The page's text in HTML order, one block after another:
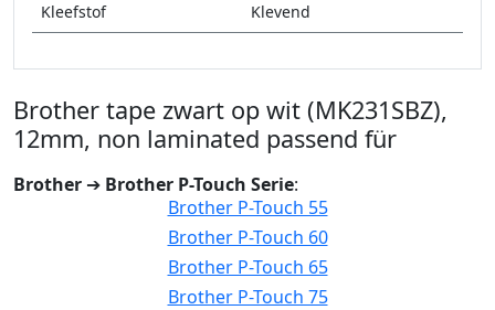
Kleefstof
Klevend
Brother tape zwart op wit (MK231SBZ),
12mm, non laminated passend für
Brother ➔ Brother P-Touch Serie:
Brother P-Touch 55
Brother P-Touch 60
Brother P-Touch 65
Brother P-Touch 75